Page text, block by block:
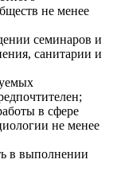
не менее
семинаров и
санитарии и
в сфере
не менее
в выполнении